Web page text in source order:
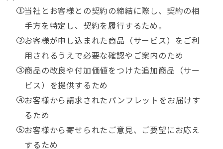
当社とお客様との契約の締結に際し、契約の相
手方を特定し、契約を履行するため。
お客様が申し込まれた商品（サービス）をご利
用されるうえで必要な確認やご案内のため
商品の改良や付加価値をつけた追加商品（サー
ビス）を提供するため
お客様から請求されたパンフレットをお届けす
るため
お客様から寄せられたご意見、ご要望にお応え
するため